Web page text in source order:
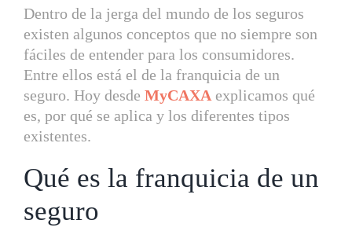
Dentro de la jerga del mundo de los seguros
existen algunos conceptos que no siempre son
fáciles de entender para los consumidores.
Entre ellos está el de la franquicia de un
seguro. Hoy desde MyCAXA explicamos qué
es, por qué se aplica y los diferentes tipos
existentes.
Qué es la franquicia de un
seguro